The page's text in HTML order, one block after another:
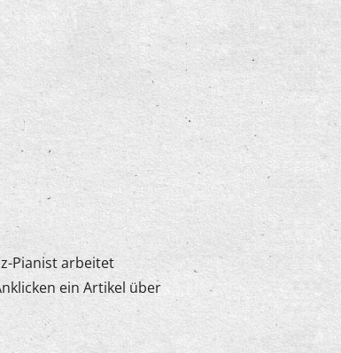
in Neuenrade
Pianist arbeitet
ein Artikel über